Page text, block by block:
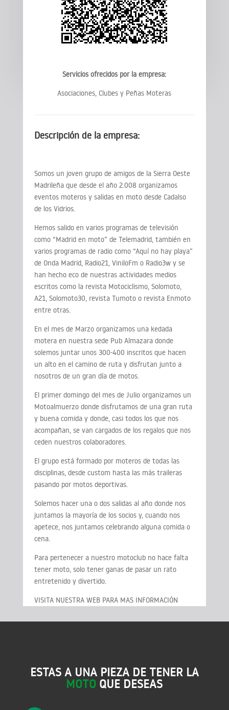
Servicios ofrecidos por la empresa:
Asociaciones, Clubes y Peñas Moteras
Descripción de la empresa:
Somos un joven grupo de amigos de la Sierra Oeste
Madrileña que desde el año 2.008 organizamos
eventos moteros y salidas en moto desde Cadalso
de los Vidrios.
Hemos salido en varios programas de televisión
como “Madrid en moto” de Telemadrid, también en
varios programas de radio como “Aquí no hay playa”
de Onda Madrid, Radio21, ViniloFm o Radio3w y se
han hecho eco de nuestras actividades medios
escritos como la revista Motociclismo, Solomoto,
A21, Solomoto30, revista Tumoto o revista Enmoto
entre otras.
En el mes de Marzo organizamos una kedada
motera en nuestra sede Pub Almazara donde
solemos juntar unos 300-400 inscritos que hacen
un alto en el camino de ruta y disfrutan junto a
nosotros de un gran día de motos.
El primer domingo del mes de Julio organizamos un
Motoalmuerzo donde disfrutamos de una gran ruta
y buena comida y donde, casi todos los que nos
acompañan, se van cargados de los regalos que nos
ceden nuestros colaboradores.
El grupo está formado por moteros de todas las
disciplinas, desde custom hasta las más traileras
pasando por motos deportivas.
Solemos hacer una o dos salidas al año donde nos
juntamos la mayoría de los socios y, cuando nos
apetece, nos juntamos celebrando alguna comida o
cena.
Para pertenecer a nuestro motoclub no hace falta
tener moto, solo tener ganas de pasar un rato
entretenido y divertido.
VISITA NUESTRA WEB PARA MAS INFORMACIÓN
ESTAS A UNA PIEZA DE TENER LA
MOTO QUE DESEAS